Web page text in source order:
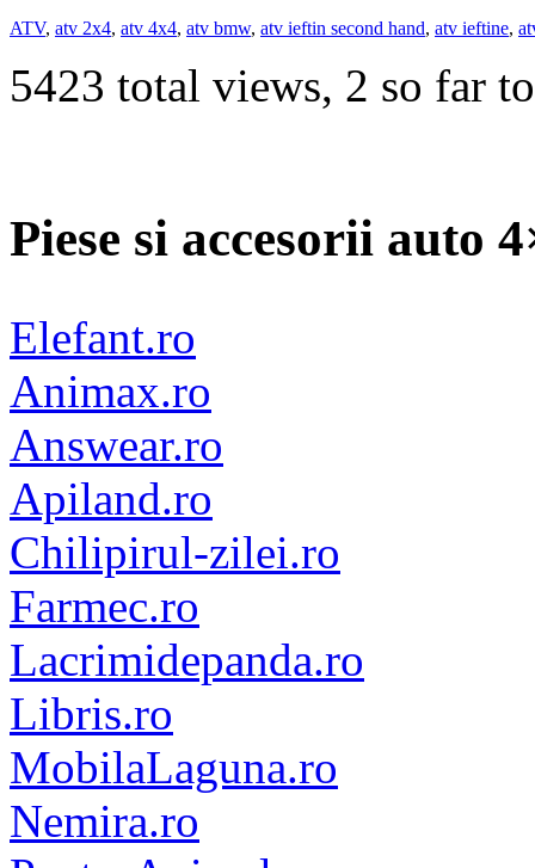
ATV, atv 2x4, atv 4x4, atv bmw, atv ieftin second hand, atv ieftine,
5423 total views, 2 so far
Piese si accesorii auto
Elefant.ro
Animax.ro
Answear.ro
Apiland.ro
Chilipirul-zilei.ro
Farmec.ro
Lacrimidepanda.ro
Libris.ro
MobilaLaguna.ro
Nemira.ro